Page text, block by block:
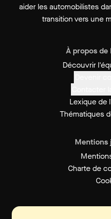
aider les automobilistes
transition vers une
À propos de
Découvrir
Lexique de
Thématiques
Mentions
Charte de